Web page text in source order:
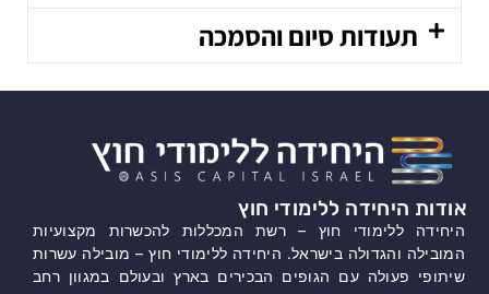
תעודות סיום והסמכה
אודות היחידה ללימודי חוץ
היחידה ללימודי חוץ – רשת המכללות להכשרות מקצועיות
המובילה והגדולה בישראל. היחידה ללימודי חוץ – מובילה עשרות
שיתופי פעולה עם הגופים הבכירים בארץ ובעולם במגוון רחב